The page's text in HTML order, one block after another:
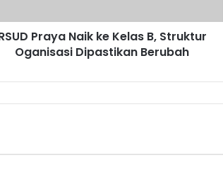
Praya Naik ke Kelas B, Struktur
Oganisasi Dipastikan Berubah